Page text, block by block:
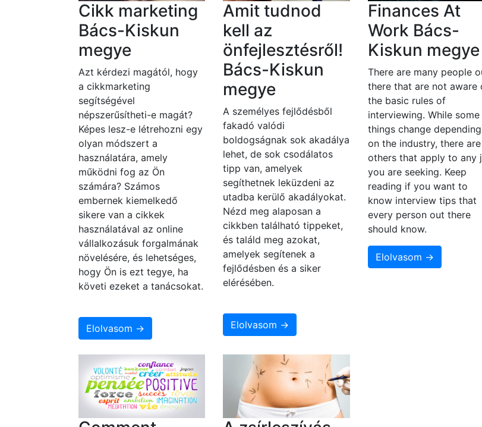
Cikk marketing
Bács-Kiskun
megye
Azt kérdezi magától, hogy
a cikkmarketing
segítségével
népszerűsítheti-e magát?
Képes lesz-e létrehozni egy
olyan módszert a
használatára, amely
működni fog az Ön
számára? Számos
embernek kiemelkedő
sikere van a cikkek
használatával az online
vállalkozásuk forgalmának
növelésére, és lehetséges,
hogy Ön is ezt tegye, ha
követi ezeket a tanácsokat.
Elolvasom →
Amit tudnod
kell az
önfejlesztésről!
Bács-Kiskun
megye
A személyes fejlődésből
fakadó valódi
boldogságnak sok akadálya
lehet, de sok csodálatos
tipp van, amelyek
segíthetnek leküzdeni az
utadba kerülő akadályokat.
Nézd meg alaposan a
cikkben található tippeket,
és találd meg azokat,
amelyek segítenek a
fejlődésben és a siker
elérésében.
Elolvasom →
Finances At
Work Bács-
Kiskun megye
There are many people
there that are not aware
the basic rules of
interviewing. While some
things change depending
on the industry, there are
others that apply to any
you are seeking. Keep
reading if you want to
know interview tips that
every person out there
should know.
Elolvasom →